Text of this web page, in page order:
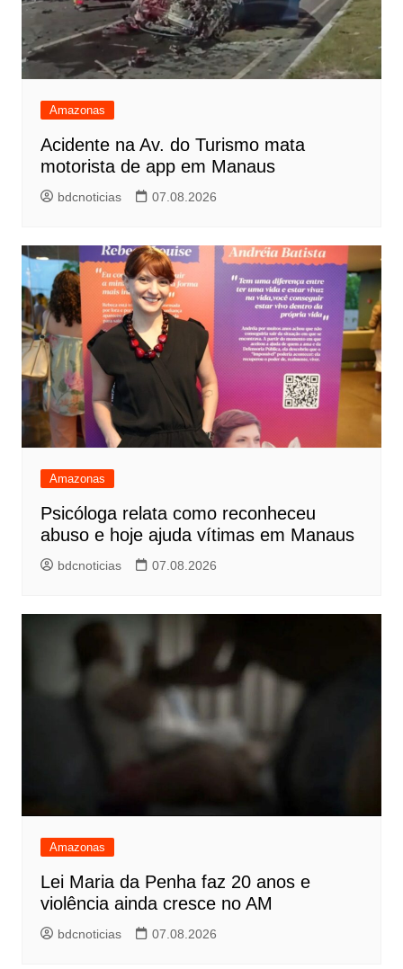
Amazonas
Acidente na Av. do Turismo mata
motorista de app em Manaus
bdcnoticias 07.08.2026
Amazonas
Psicóloga relata como reconheceu
abuso e hoje ajuda vítimas em Manaus
bdcnoticias 07.08.2026
Amazonas
Lei Maria da Penha faz 20 anos e
violência ainda cresce no AM
bdcnoticias 07.08.2026